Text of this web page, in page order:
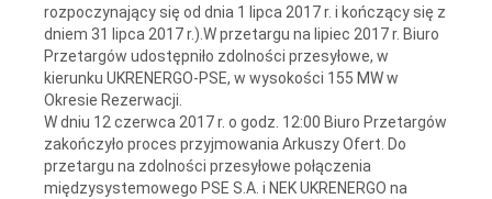
rozpoczynający się od dnia 1 lipca 2017 r. i kończący się z
dniem 31 lipca 2017 r.).W przetargu na lipiec 2017 r. Biuro
Przetargów udostępniło zdolności przesyłowe, w
kierunku UKRENERGO-PSE, w wysokości 155 MW w
Okresie Rezerwacji.
W dniu 12 czerwca 2017 r. o godz. 12:00 Biuro Przetargów
zakończyło proces przyjmowania Arkuszy Ofert. Do
przetargu na zdolności przesyłowe połączenia
międzysystemowego PSE S.A. i NEK UKRENERGO na